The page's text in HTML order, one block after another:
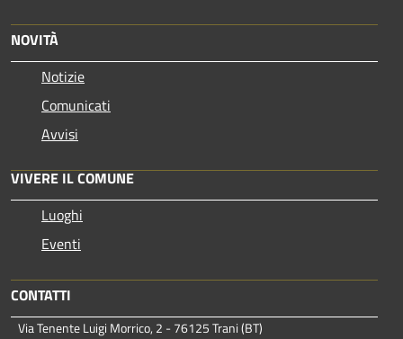
NOVITÀ
Notizie
Comunicati
Avvisi
VIVERE IL COMUNE
Luoghi
Eventi
CONTATTI
Via Tenente Luigi Morrico, 2 - 76125 Trani (BT)